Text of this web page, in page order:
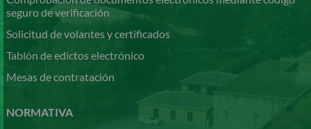
seguro de verificación
Solicitud de volantes y certificados
Tablón de edictos electrónico
Mesas de contratación
NORMATIVA